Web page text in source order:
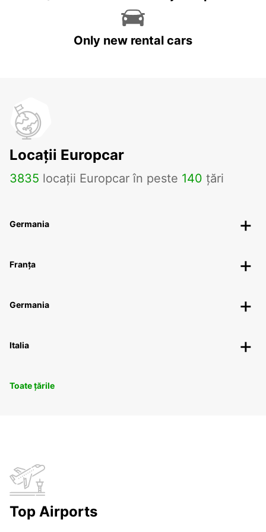
Only new rental cars
Locații Europcar
3835 locații Europcar în peste 140 țări
Germania
Franța
Germania
Italia
Toate țările
Top Airports